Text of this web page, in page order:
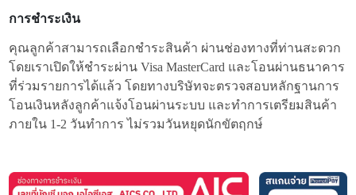
การชำระเงิน
คุณลูกค้าสามารถเลือกชำระสินค้า ผ่านช่องทางที่ท่านสะดวก
โดยเราเปิดให้ชำระผ่าน Visa MasterCard และโอนผ่านธนาคาร
ที่ร่วมรายการได้แล้ว โดยทางบริษัทจะตรวจสอบหลักฐานการ
โอนเงินหลังลูกค้าแจ้งโอนผ่านระบบ และทำการเตรียมสินค้า
ภายใน 1-2 วันทำการ ไม่รวมวันหยุดนักขัตฤกษ์